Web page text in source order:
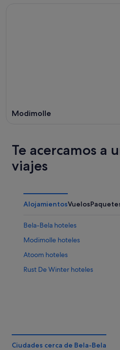
Modimolle
Te acercamos a
viajes
AlojamientosVuelos
Bela-Bela hoteles
Modimolle hoteles
Atoom hoteles
Rust De Winter hoteles
Ciudades cerca de Bela-Bela